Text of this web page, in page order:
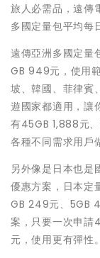
旅人必需品，遠傳
多國定量包平均每
遠傳亞洲多國定量
GB 949元，使用
坡、韓國、菲律賓
遊國家都適用，讓
有45GB 1,888元
各種不同需求用戶
另外像是日本也是
優惠方案，日本定
GB 249元、5GB
案，只要一次申請
元，使用更有彈性。